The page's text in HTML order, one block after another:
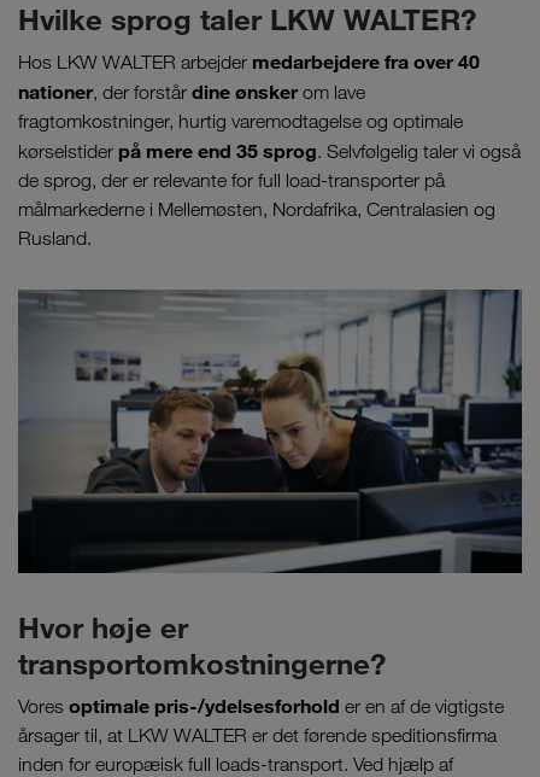
Hvilke sprog taler LKW WALTER?
Hos LKW WALTER arbejder medarbejdere fra over 40
nationer, der forstår dine ønskerom lave
fragtomkostninger, hurtig varemodtagelse og optimale
kørselstider på mere end 35 sprog. Selvfølgelig taler vi også
de sprog, der er relevante for full load-transporter på
målmarkederne i Mellemøsten, Nordafrika, Centralasien og
Rusland.
Hvor høje er
transportomkostningerne?
Vores optimale pris-/ydelsesforhold er en af de vigtigste
årsager til, at LKW WALTER er det førende speditionsfirma
inden for europæisk full loads-transport. Ved hjælp af